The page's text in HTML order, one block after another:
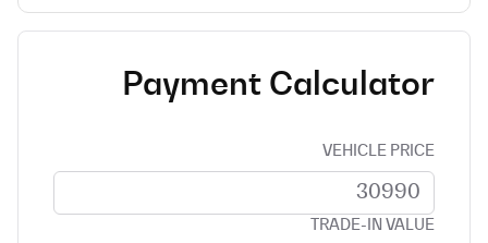
Payment Calculator
VEHICLE PRICE
TRADE-IN VALUE